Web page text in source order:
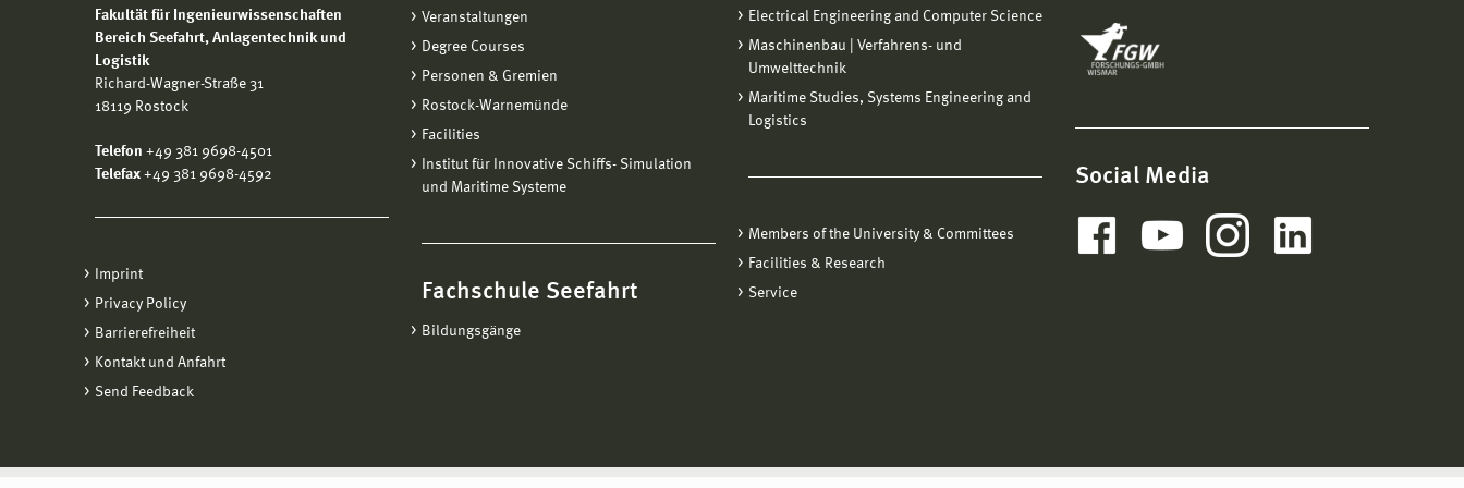
Fakultät für Ingenieurwissenschaften
Bereich Seefahrt, Anlagentechnik und
Logistik
Richard-Wagner-Straße 31
18119 Rostock
Telefon +49 381 9698-4501
Telefax +49 381 9698-4592
Imprint
Privacy Policy
Barrierefreiheit
Kontakt und Anfahrt
Send Feedback
Veranstaltungen
Degree Courses
Personen & Gremien
Rostock-Warnemünde
Facilities
Institut für Innovative Schiffs- Simulation
und Maritime Systeme
Fachschule Seefahrt
Bildungsgänge
Electrical Engineering and Computer Science
Maschinenbau | Verfahrens- und
Umwelttechnik
Maritime Studies, Systems Engineering and
Logistics
Members of the University & Committees
Facilities & Research
Service
Social Media